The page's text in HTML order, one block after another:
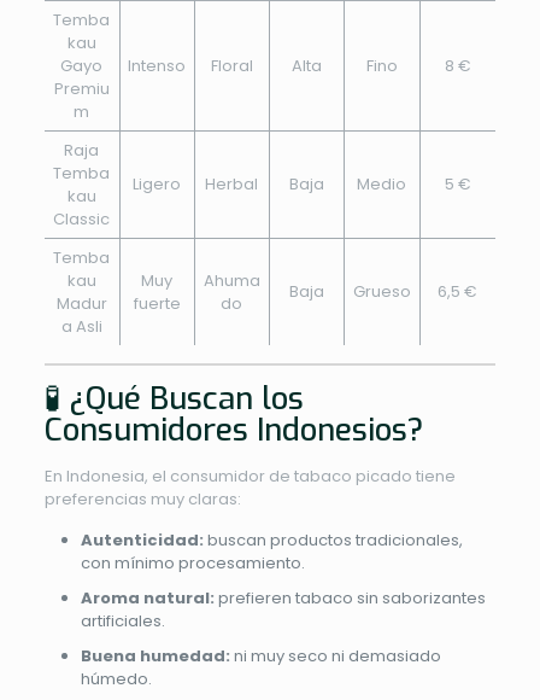
Temba
kau
Gayo
Premiu
m
Intenso Floral Alta Fino 8 €
Raja
Temba
kau
Classic
Ligero Herbal Baja Medio 5 €
Temba
kau
Madur
a Asli
Muy
fuerte
Ahuma
do
Baja Grueso 6,5 €
🧪 ¿Qué Buscan los
Consumidores Indonesios?
En Indonesia, el consumidor de tabaco picado tiene
preferencias muy claras:
Autenticidad: buscan productos tradicionales,
con mínimo procesamiento.
Aroma natural: prefieren tabaco sin saborizantes
artificiales.
Buena humedad: ni muy seco ni demasiado
húmedo.